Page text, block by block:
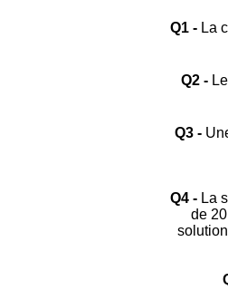
Q1 - La
Q2 -
Q3 -
Q4 - La
de